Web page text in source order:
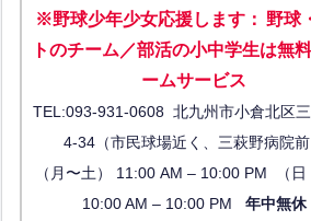
※野球少年少女応援します： 野球
トのチーム／部活の小中学生は無
ームサービス
TEL:093-931-0608 北九州市小倉北区
4-34（市民球場近く、三萩野病院前
（月〜土） 11:00 AM – 10:00 PM （日
10:00 AM – 10:00 PM 年中無休